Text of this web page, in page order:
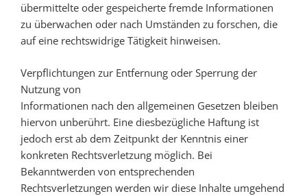
übermittelte oder gespeicherte fremde Informationen
zu überwachen oder nach Umständen zu forschen, die
auf eine rechtswidrige Tätigkeit hinweisen.
Verpflichtungen zur Entfernung oder Sperrung der
Nutzung von
Informationen nach den allgemeinen Gesetzen bleiben
hiervon unberührt. Eine diesbezügliche Haftung ist
jedoch erst ab dem Zeitpunkt der Kenntnis einer
konkreten Rechtsverletzung möglich. Bei
Bekanntwerden von entsprechenden
Rechtsverletzungen werden wir diese Inhalte umgehend